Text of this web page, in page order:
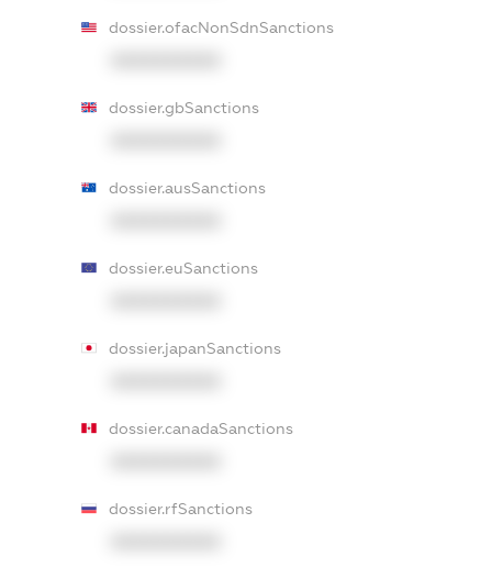
dossier.ofacNonSdnSanctions
dossier.gbSanctions
dossier.ausSanctions
dossier.euSanctions
dossier.japanSanctions
dossier.canadaSanctions
dossier.rfSanctions